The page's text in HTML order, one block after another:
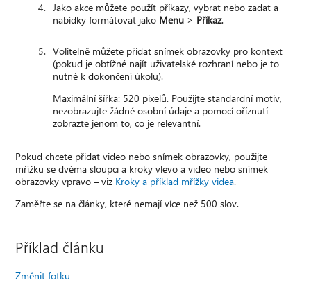
Jako akce můžete použít příkazy, vybrat nebo zadat a
nabídky formátovat jako Menu > Příkaz.
Volitelně můžete přidat snímek obrazovky pro kontext
(pokud je obtížné najít uživatelské rozhraní nebo je to
nutné k dokončení úkolu).
Maximální šířka: 520 pixelů. Použijte standardní motiv,
nezobrazujte žádné osobní údaje a pomocí oříznutí
zobrazte jenom to, co je relevantní.
Pokud chcete přidat video nebo snímek obrazovky, použijte
mřížku se dvěma sloupci a kroky vlevo a video nebo snímek
obrazovky vpravo – viz Kroky a příklad mřížky videa.
Zaměřte se na články, které nemají více než 500 slov.
Příklad článku
Změnit fotku